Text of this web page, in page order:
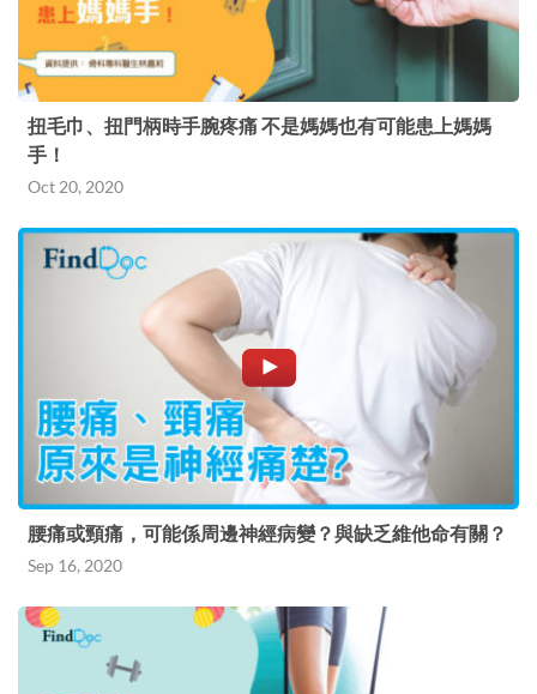
扭毛巾、扭門柄時手腕疼痛 不是媽媽也有可能患上媽媽
手！
Oct 20, 2020
腰痛或頸痛，可能係周邊神經病變？與缺乏維他命有關？
Sep 16, 2020